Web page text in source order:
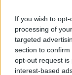
If you wish to
processing of
targeted
section to
opt-out request is
interest-based
Mία θεία μου
σε μια